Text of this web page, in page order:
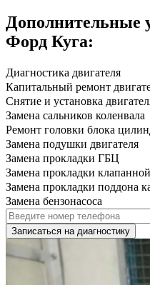
Дополнительные
Форд Куга:
Диагностика двигателя
Капитальный ремонт
Снятие и установка
Замена сальников коленвала
Ремонт головки блока
Замена подушки двигателя
Замена прокладки ГБЦ
Замена прокладки
Замена прокладки поддона
Замена бензонасоса